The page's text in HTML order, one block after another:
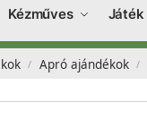
Kézműves Játék
/ Apró ajándékok /